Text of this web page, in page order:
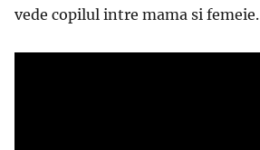
vede copilul intre mama si femeie.